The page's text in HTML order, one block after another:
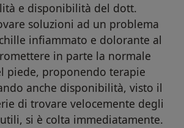
e disponibilità del dott.
soluzioni ad un problema
infiammato e dolorante al
in parte la normale
piede, proponendo terapie
anche disponibilità, visto il
di trovare velocemente degli
si è colta immediatamente.